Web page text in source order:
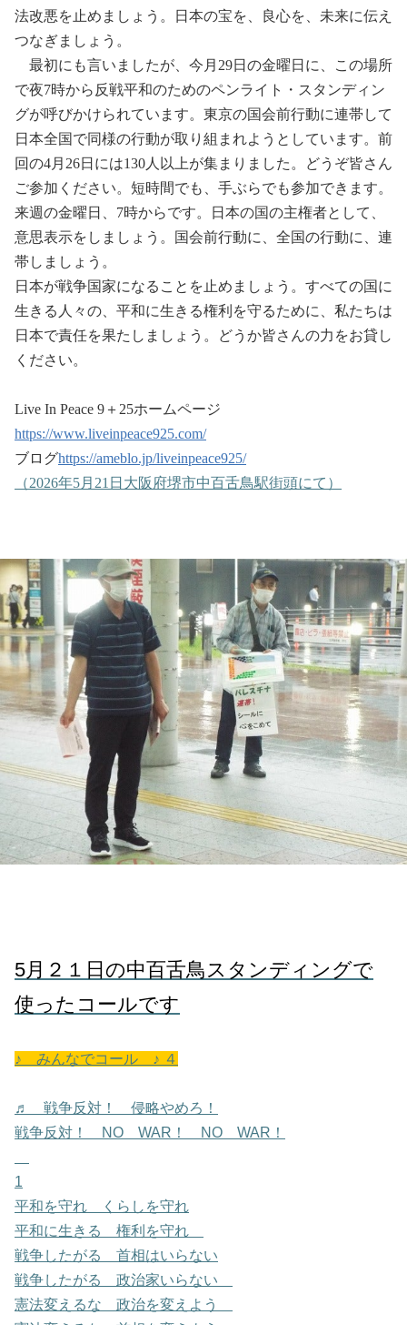
法改悪を止めましょう。日本の宝を、良心を、未来に伝え
つなぎましょう。
最初にも言いましたが、今月 29日の金曜日に、この場所
で夜7時から反戦平和のためのペンライト・スタンディン
グが呼びかけられています。東京の国会前行動に連帯して
日本全国で同様の行動が取り組まれようとしています。前
回の4月 26日には130 人以上が集まりました。どうぞ皆さん
ご参加ください。短時間でも、手ぶらでも参加できます。
来週の金曜日、 7時からです。日本の国の主権者として、
意思表示をしましょう。国会前行動に、全国の行動に、連
帯しましょう。
日本が戦争国家になることを止めましょう。すべての国に
生きる人々の、平和に生きる権利を守るために、私たちは
日本で責任を果たしましょう。どうか皆さんの力をお貸し
ください。
Live In Peace 9 ＋ 25ホームページ
https://www.liveinpeace925.com/
ブログhttps://ameblo.jp/liveinpeace925/
（2026年5月 21 日大阪府堺市中百舌鳥駅街頭にて）
5月２１日の中百舌鳥スタンディングで
使ったコールです
♪ みんなでコール ♪ ４
♬ 戦争反対！ 侵略やめろ！
戦争反対！ NO WAR！ NO WAR！
1
平和を守れ くらしを守れ
平和に生きる 権利を守れ
戦争したがる 首相はいらない
戦争したがる 政治家いらない
憲法変えるな 政治を変えよう